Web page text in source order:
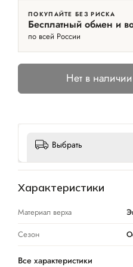
ПОКУПАЙТЕ БЕЗ РИСКА
Бесплатный обмен и
по всей России
Нет в наличии
Выбрать
Характеристики
Материал верха
Сезон
Все характеристики